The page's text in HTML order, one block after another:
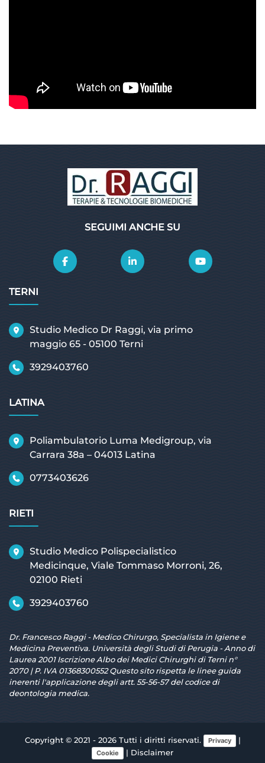
SEGUIMI ANCHE SU
TERNI
Studio Medico Dr Raggi, via primo
maggio 65 - 05100 Terni
3929403760
LATINA
Poliambulatorio Luma Medigroup, via
Carrara 38a – 04013 Latina
0773403626
RIETI
Studio Medico Polispecialistico
Medicinque, Viale Tommaso Morroni, 26,
02100 Rieti
3929403760
Dr. Francesco Raggi - Medico Chirurgo, Specialista in Igiene e
Medicina Preventiva. Università degli Studi di Perugia - Anno di
Laurea 2001 Iscrizione Albo dei Medici Chirurghi di Terni n°
2070 | P. IVA 01368300552 Questo sito rispetta le linee guida
inerenti l'applicazione degli artt. 55-56-57 del codice di
deontologia medica.
Copyright © 2021 - 2026 Tutti i diritti riservati. Privacy |
Cookie | Disclaimer